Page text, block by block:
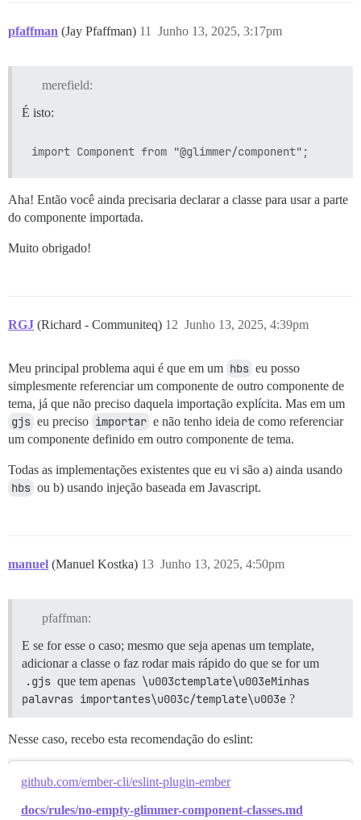
pfaffman (Jay Pfaffman) Junho 13, 2025, 3:17pm
11
merefield:
É isto:
Aha! Então você ainda precisaria declarar a classe para usar a parte
do componente importada.
Muito obrigado!
RGJ (Richard - Communiteq) Junho 13, 2025, 4:39pm
12
Meu principal problema aqui é que em um hbs eu posso
simplesmente referenciar um componente de outro componente de
tema, já que não preciso daquela importação explícita. Mas em um
gjs eu preciso importar e não tenho ideia de como referenciar
um componente definido em outro componente de tema.
Todas as implementações existentes que eu vi são a) ainda usando
hbs ou b) usando injeção baseada em Javascript.
manuel (Manuel Kostka) Junho 13, 2025, 4:50pm
13
pfaffman:
E se for esse o caso; mesmo que seja apenas um template,
adicionar a classe o faz rodar mais rápido do que se for um
.gjs que tem apenas \u003ctemplate\u003eMinhas
palavras importantes\u003c/template\u003e ?
Nesse caso, recebo esta recomendação do eslint:
github.com/ember-cli/eslint-plugin-ember
docs/rules/no-empty-glimmer-component-classes.md